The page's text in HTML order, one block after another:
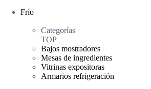
Frío
Categorías
TOP
Bajos mostradores
Mesas de ingredientes
Vitrinas expositoras
Armarios refrigeración